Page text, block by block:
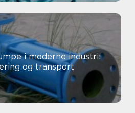
i moderne industri:
og transport